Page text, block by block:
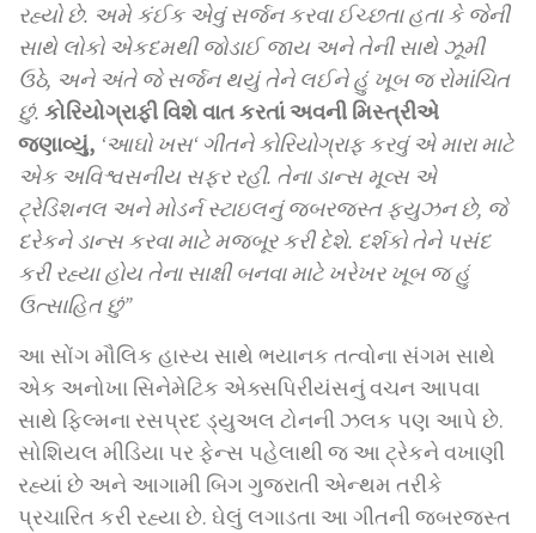
રહ્યો છે. અમે કંઈક એવું સર્જન કરવા ઈચ્છતા હતા કે જેની
સાથે લોકો એકદમથી જોડાઈ જાય અને તેની સાથે ઝૂમી
ઉઠે, અને અંતે જે સર્જન થયું તેને લઈને હું ખૂબ જ રોમાંચિત
છું. કોરિયોગ્રાફી વિશે વાત કરતાં અવની મિસ્ત્રીએ
જણાવ્યું, ‘આઘો ખસ‘ગીતને કોરિયોગ્રાફ કરવું એ મારા માટે
એક અવિશ્વસનીય સફર રહી. તેના ડાન્સ મૂવ્સ એ
ટ્રેડિશનલ અને મોડર્ન સ્ટાઇલનું જબરજસ્ત ફ્યુઝન છે, જે
દરેકને ડાન્સ કરવા માટે મજબૂર કરી દેશે. દર્શકો તેને પસંદ
કરી રહ્યા હોય તેના સાક્ષી બનવા માટે ખરેખર ખૂબ જ હું
ઉત્સાહિત છું”
આ સોંગ મૌલિક હાસ્ય સાથે ભયાનક તત્વોના સંગમ સાથે
એક અનોખા સિનેમેટિક એક્સપિરીયંસનું વચન આપવા
સાથે ફિલ્મના રસપ્રદ ડ્યુઅલ ટોનની ઝલક પણ આપે છે.
સોશિયલ મીડિયા પર ફેન્સ પહેલાથી જ આ ટ્રેકને વખાણી
રહ્યાં છે અને આગામી બિગ ગુજરાતી એન્થમ તરીકે
પ્રચારિત કરી રહ્યા છે. ઘેલું લગાડતા આ ગીતની જબરજસ્ત